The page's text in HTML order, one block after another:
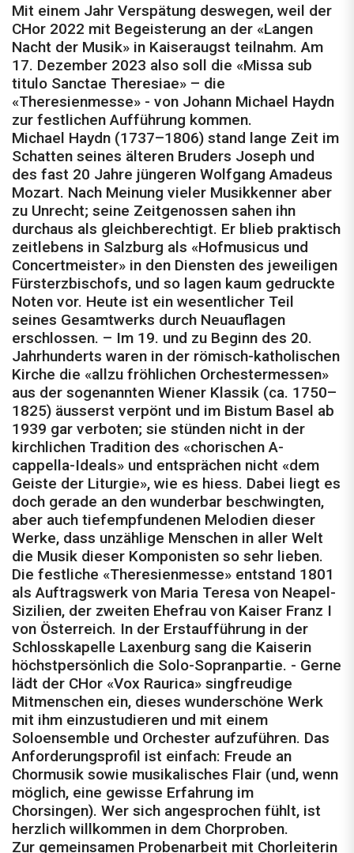
Mit einem Jahr Verspätung deswegen, weil der
CHor 2022 mit Begeisterung an der «Langen
Nacht der Musik» in Kaiseraugst teilnahm. Am
17. Dezember 2023 also soll die «Missa sub
titulo Sanctae Theresiae» – die
«Theresienmesse» - von Johann Michael Haydn
zur festlichen Aufführung kommen.
Michael Haydn (1737–1806) stand lange Zeit im
Schatten seines älteren Bruders Joseph und
des fast 20 Jahre jüngeren Wolfgang Amadeus
Mozart. Nach Meinung vieler Musikkenner aber
zu Unrecht; seine Zeitgenossen sahen ihn
durchaus als gleichberechtigt. Er blieb praktisch
zeitlebens in Salzburg als «Hofmusicus und
Concertmeister» in den Diensten des jeweiligen
Fürsterzbischofs, und so lagen kaum gedruckte
Noten vor. Heute ist ein wesentlicher Teil
seines Gesamtwerks durch Neuauflagen
erschlossen. – Im 19. und zu Beginn des 20.
Jahrhunderts waren in der römisch-katholischen
Kirche die «allzu fröhlichen Orchestermessen»
aus der sogenannten Wiener Klassik (ca. 1750–
1825) äusserst verpönt und im Bistum Basel ab
1939 gar verboten; sie stünden nicht in der
kirchlichen Tradition des «chorischen A-
cappella-Ideals» und entsprächen nicht «dem
Geiste der Liturgie», wie es hiess. Dabei liegt es
doch gerade an den wunderbar beschwingten,
aber auch tiefempfundenen Melodien dieser
Werke, dass unzählige Menschen in aller Welt
die Musik dieser Komponisten so sehr lieben.
Die festliche «Theresienmesse» entstand 1801
als Auftragswerk von Maria Teresa von Neapel-
Sizilien, der zweiten Ehefrau von Kaiser Franz I
von Österreich. In der Erstaufführung in der
Schlosskapelle Laxenburg sang die Kaiserin
höchstpersönlich die Solo-Sopranpartie. - Gerne
lädt der CHor «Vox Raurica» singfreudige
Mitmenschen ein, dieses wunderschöne Werk
mit ihm einzustudieren und mit einem
Soloensemble und Orchester aufzuführen. Das
Anforderungsprofil ist einfach: Freude an
Chormusik sowie musikalisches Flair (und, wenn
möglich, eine gewisse Erfahrung im
Chorsingen). Wer sich angesprochen fühlt, ist
herzlich willkommen in dem Chorproben.
Zur gemeinsamen Probenarbeit mit Chorleiterin